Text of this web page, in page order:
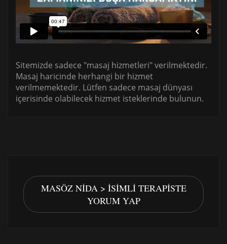
Sitemizde sadece "masaj hizmetleri" verilmektedir.
Masaj haricinde herhangi bir hizmet
verilmemektedir. Lütfen sadece masaj dünyası
içerisinde olabilecek hizmet isteklerinde bulunun.
MASÖZ NIDA > İSIMLI TERAPISTE
YORUM YAP